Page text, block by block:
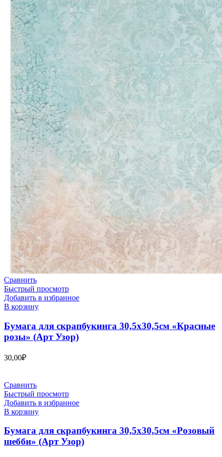
Сравнить
Быстрый просмотр
Добавить в избранное
В корзину
Бумага для скрапбукинга 30,5х30,5см «Красные
розы» (Арт Узор)
30,00₽
Сравнить
Быстрый просмотр
Добавить в избранное
В корзину
Бумага для скрапбукинга 30,5х30,5см «Розовый
шебби» (Арт Узор)